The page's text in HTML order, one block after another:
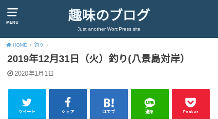
MENU 趣味のブログ
Just another WordPress site
HOME 釣り
2019年12月31日（火）釣り(八景島対岸）
2020年1月1日
ツイート シェア はてブ 送る Pocket